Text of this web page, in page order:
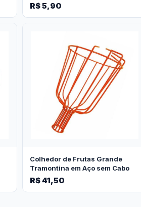
R$ 5,90
Colhedor de Frutas Grande
Tramontina em Aço sem Cabo
R$ 41,50